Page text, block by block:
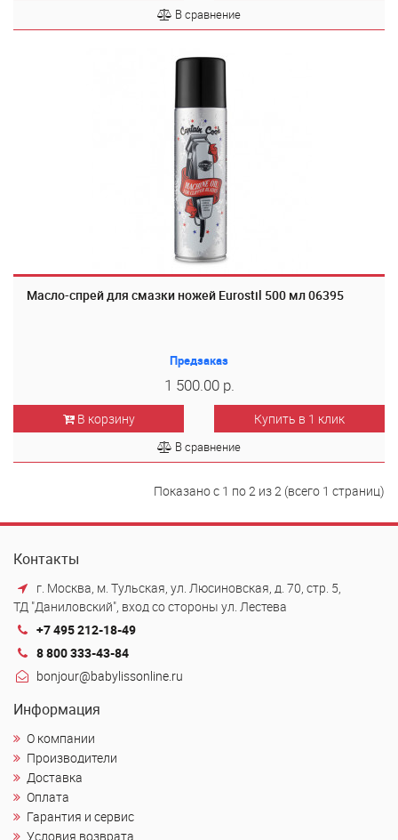
В сравнение
Масло-спрей для смазки ножей Eurostil 500 мл 06395
Предзаказ
1 500.00 р.
В корзину Купить в 1 клик
В сравнение
Показано с 1 по 2 из 2 (всего 1 страниц)
Контакты
г. Москва, м. Тульская, ул. Люсиновская, д. 70, стр. 5,
ТД "Даниловский", вход со стороны ул. Лестева
+7 495 212-18-49
8 800 333-43-84
bonjour@babylissonline.ru
Информация
О компании
Производители
Доставка
Оплата
Гарантия и сервис
Условия возврата